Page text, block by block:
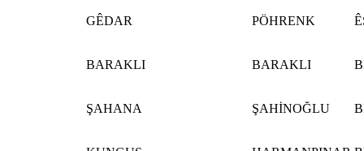
GÊDAR PÖHRENK
BARAKLI BARAKLI
ŞAHANA ŞAHİNOĞLU